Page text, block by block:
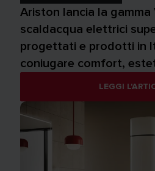
Ariston lancia la gamma
scaldacqua elettrici
progettati e prodotti in
coniugare comfort,
LEGGI